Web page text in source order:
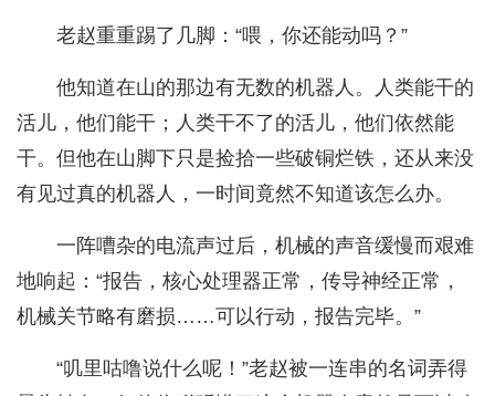
老赵重重踢了几脚：“喂，你还能动吗？”
他知道在山的那边有无数的机器人。人类能干的
活儿，他们能干；人类干不了的活儿，他们依然能
干。但他在山脚下只是捡拾一些破铜烂铁，还从来没
有见过真的机器人，一时间竟然不知道该怎么办。
一阵嘈杂的电流声过后，机械的声音缓慢而艰难
地响起：“报告，核心处理器正常，传导神经正常，
机械关节略有磨损……可以行动，报告完毕。”
“叽里咕噜说什么呢！”老赵被一连串的名词弄得